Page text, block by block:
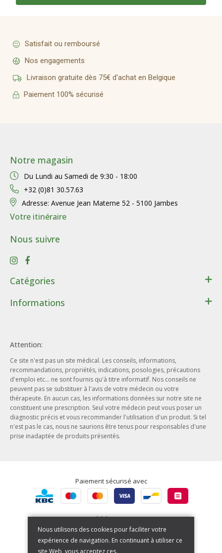
Satisfait ou remboursé
Nos engagements
Livraison gratuite dès 75€ d'achat en Belgique
Paiement 100% sécurisé
Catégories
Santé
Cadeaux
Phytothérapie
Aromathérapie
Ayurveda
Herboristerie
Nos actualités
Nos marques
Informations
Données personnelles
Conditions d’utilisation du site web
Notre entreprise
Nos engagements
Nos offres d'emploi
Notre magasin
Du Lundi au Samedi de 9:30 - 18:00
+32 (0)81 30.57.63
Adresse: Avenue Jean Materne 52 - 5100 Jambes
Votre itinéraire
Nous suivre
Attention:
Ce site n'est pas un site médical. Les conseils, informations,
recommandations, propriétés, indications, posologies, précautions
d'emploi etc... ne sont fournis qu'à titre informatif. Nos conseils ne
peuvent pas se substituer à l'avis de votre médecin ou votre
thérapeute. En aucun cas, les informations données sur notre site ne
constituent une prescription. Seul votre médecin peut vous poser un
diagnostic précis et vous recommander l'utilisation d'un produit. Si tel
n'est pas le cas, nous ne saurions être tenus pour responsables d'une
prise inadaptée de produits présentés.
Paiement sécurisé avec
Expédié par BPost
Nous utilisons des cookies pour faciliter votre
expérience de navigation. En continuant à utiliser ce
site Web, vous acceptez ces.